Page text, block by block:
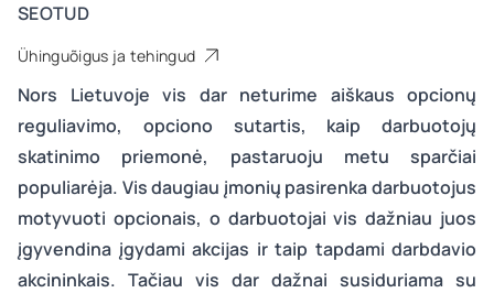
SEOTUD
Ühinguõigus ja tehingud
Nors Lietuvoje vis dar neturime aiškaus opcionų
reguliavimo, opciono sutartis, kaip darbuotojų
skatinimo priemonė, pastaruoju metu sparčiai
populiarėja. Vis daugiau įmonių pasirenka darbuotojus
motyvuoti opcionais, o darbuotojai vis dažniau juos
įgyvendina įgydami akcijas ir taip tapdami darbdavio
akcininkais. Tačiau vis dar dažnai susiduriama su